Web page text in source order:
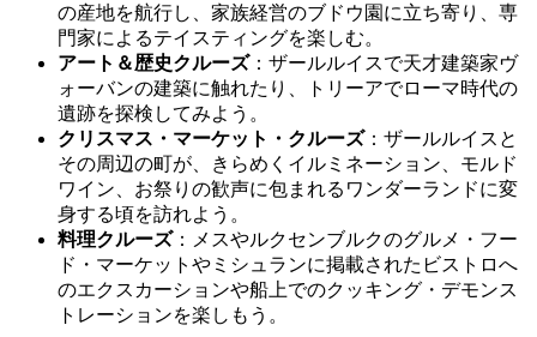
の産地を航行し、家族経営のブドウ園に立ち寄り、専
門家によるテイスティングを楽しむ。
アート＆歴史クルーズ：ザールルイスで天才建築家ヴ
ォーバンの建築に触れたり、トリーアでローマ時代の
遺跡を探検してみよう。
クリスマス・マーケット・クルーズ：ザールルイスと
その周辺の町が、きらめくイルミネーション、モルド
ワイン、お祭りの歓声に包まれるワンダーランドに変
身する頃を訪れよう。
料理クルーズ：メスやルクセンブルクのグルメ・フー
ド・マーケットやミシュランに掲載されたビストロへ
のエクスカーションや船上でのクッキング・デモンス
トレーションを楽しもう。